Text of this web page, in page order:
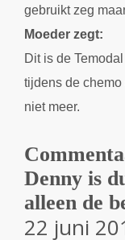
gebruikt zeg
Moeder zegt:
Dit is de
tijdens de
niet meer.
Denny is
alleen de
22 juni